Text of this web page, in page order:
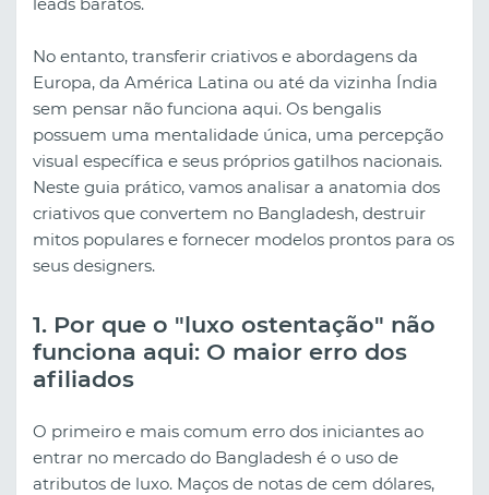
leads baratos.
No entanto, transferir criativos e abordagens da
Europa, da América Latina ou até da vizinha Índia
sem pensar não funciona aqui. Os bengalis
possuem uma mentalidade única, uma percepção
visual específica e seus próprios gatilhos nacionais.
Neste guia prático, vamos analisar a anatomia dos
criativos que convertem no Bangladesh, destruir
mitos populares e fornecer modelos prontos para os
seus designers.
1. Por que o "luxo ostentação" não
funciona aqui: O maior erro dos
afiliados
O primeiro e mais comum erro dos iniciantes ao
entrar no mercado do Bangladesh é o uso de
atributos de luxo. Maços de notas de cem dólares,